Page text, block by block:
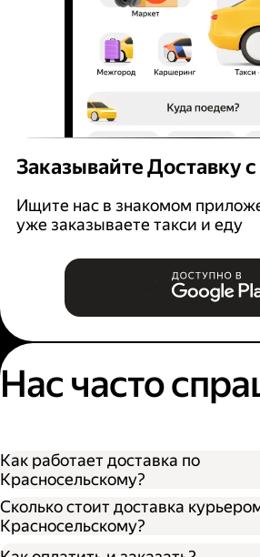
Заказывайте Доставку
Ищите нас в знакомом
уже заказываете такси и еду
Нас часто
Как работает доставка по
Красносельскому?
Сколько стоит доставка
Красносельскому?